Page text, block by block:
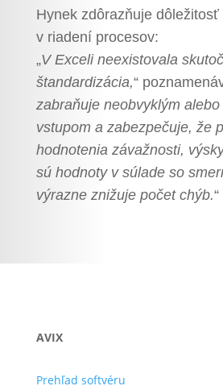
Hynek zdôrazňuje
v riadení procesov:
„V Exceli neexistovala
štandardizácia,“
zabraňuje neobvyklým
vstupom a zabezpečuje, že
hodnotenia závažnosti,
sú hodnoty v súlade so
výrazne znižuje počet chýb.“
AVIX
Prehľad softvéru